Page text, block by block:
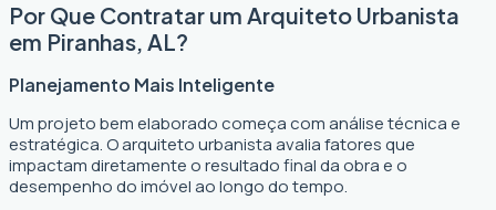
Por Que Contratar um Arquiteto Urbanista
em Piranhas, AL?
Planejamento Mais Inteligente
Um projeto bem elaborado começa com análise técnica e
estratégica. O arquiteto urbanista avalia fatores que
impactam diretamente o resultado final da obra e o
desempenho do imóvel ao longo do tempo.